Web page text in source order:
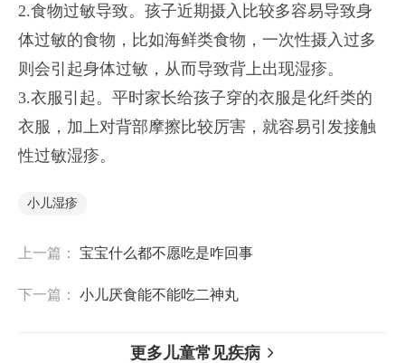
2.食物过敏导致。孩子近期摄入比较多容易导致身
体过敏的食物，比如海鲜类食物，一次性摄入过多
则会引起身体过敏，从而导致背上出现湿疹。
3.衣服引起。平时家长给孩子穿的衣服是化纤类的
衣服，加上对背部摩擦比较厉害，就容易引发接触
性过敏湿疹。
小儿湿疹
上一篇： 宝宝什么都不愿吃是咋回事
下一篇： 小儿厌食能不能吃二神丸
更多儿童常见疾病